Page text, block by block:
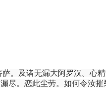
。及诸无漏大阿罗汉。心
。恋此尘劳。如何令汝摧